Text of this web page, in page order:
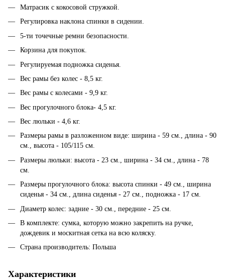
Матрасик с кокосовой стружкой.
Регулировка наклона спинки в сидении.
5-ти точечные ремни безопасности.
Корзина для покупок.
Регулируемая подножка сиденья.
Вес рамы без колес - 8,5 кг.
Вес рамы с колесами - 9,9 кг.
Вес прогулочного блока- 4,5 кг.
Вес люльки - 4,6 кг.
Размеры рамы в разложенном виде: ширина - 59 см., длина - 90
см., высота - 105/115 см.
Размеры люльки: высота - 23 см., ширина - 34 см., длина - 78
см.
Размеры прогулочного блока: высота спинки - 49 см., ширина
сиденья - 34 см., длина сиденья - 27 см., подножка - 17 см.
Диаметр колес: задние - 30 см., передние - 25 см.
В комплекте: сумка, которую можно закрепить на ручке,
дождевик и москитная сетка на всю коляску.
Страна производитель: Польша
Характеристики